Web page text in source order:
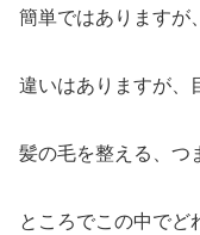
簡単ではありますが
違いはありますが、
髪の毛を整える、つ
ところでこの中でど